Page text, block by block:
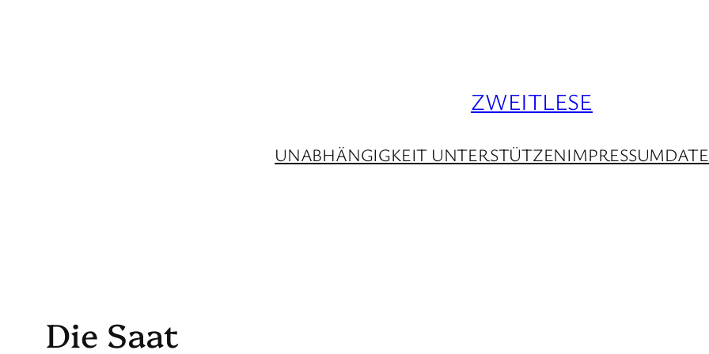
ZWEITLESE
UNABHÄNGIGKEIT UNTERSTÜTZENIMPRESSUM
Die Saat